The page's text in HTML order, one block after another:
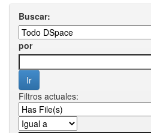
Buscar:
por
Filtros actuales: